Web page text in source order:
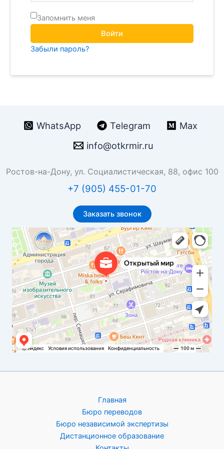
Запомнить меня
Войти
Забыли пароль?
WhatsApp Telegram
Max
info@otkrmir.ru
Ростов-на-Дону, ул. Социалистическая, 88, офис 100
+7 (905) 455-01-70
Заказать звонок
Открытый мир
Бюро переводов в Ростове‑на‑Дону
Главная
Бюро переводов
Бюро независимой экспертизы
Дистанционное образование